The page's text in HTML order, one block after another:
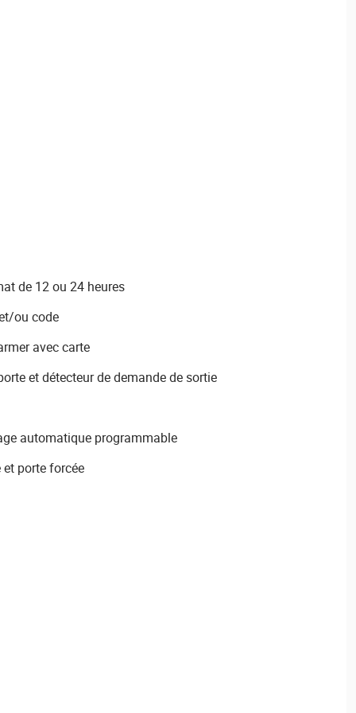
de 12 ou 24 heures
ou code
avec carte
et détecteur de demande de sortie
automatique programmable
porte forcée